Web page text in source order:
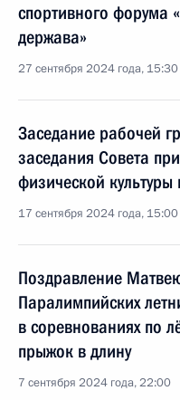
спортивного форума
держава»
27 сентября 2024 года, 15:30
Заседание рабочей
заседания Совета
физической культуры
17 сентября 2024 года, 15:00
Поздравление
Паралимпийских
в соревнованиях по
прыжок в длину
7 сентября 2024 года, 22:00